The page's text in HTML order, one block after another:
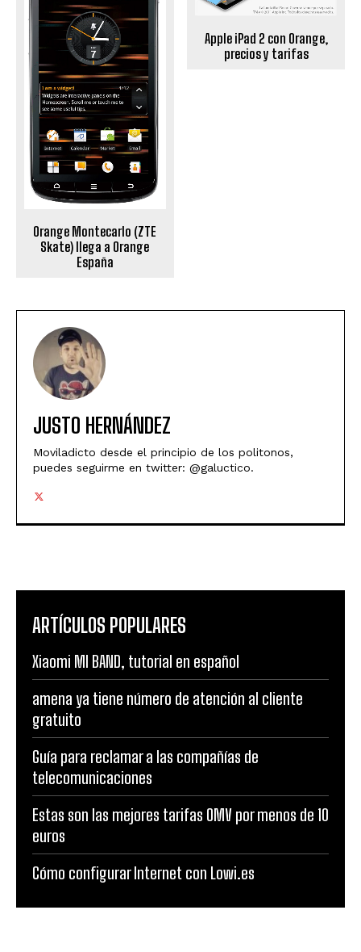
Orange Montecarlo (ZTE
Skate) llega a Orange
España
Apple iPad 2 con Orange,
precios y tarifas
JUSTO HERNÁNDEZ
Moviladicto desde el principio de los politonos,
puedes seguirme en twitter: @galuctico.
ARTÍCULOS POPULARES
Xiaomi MI BAND, tutorial en español
amena ya tiene número de atención al cliente
gratuito
Guía para reclamar a las compañías de
telecomunicaciones
Estas son las mejores tarifas OMV por menos de 10
euros
Cómo configurar Internet con Lowi.es